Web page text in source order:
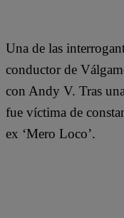
Una de las
conductor de
con Andy V. Tras
fue víctima de
ex ‘Mero Loco’.